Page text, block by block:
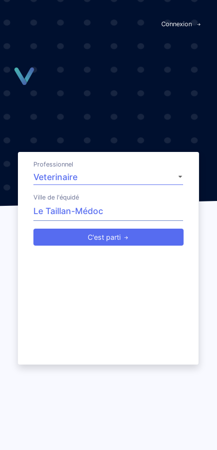
Connexion
Professionnel
Ville de l'équidé
C'est parti